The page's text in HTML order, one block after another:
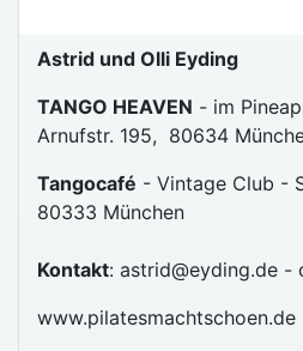
Astrid und Olli Eyding
TANGO HEAVEN - im
Arnufstr. 195, 80634
Tangocafé - Vintage Club -
80333 München
Kontakt: astrid@eyding.de -
www.pilatesmachtschoen.de